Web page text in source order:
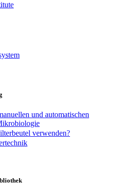
und automatischen
verwenden?